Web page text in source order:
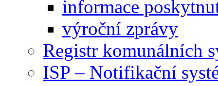
informace
výroční zprávy
Registr komunálních
ISP – Notifikační